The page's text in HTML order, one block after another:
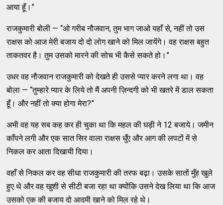
आया हूँ।”
राजकुमारी बोली — “ओ गरीब नौजवान, तुम भाग जाओ यहाँ से, नहीं तो उस
राक्षस को आज मेरी बजाय दो दो लोग खाने को मिल जायेंगे। वह राक्षस बहुत
ताकतवर है। तुम उसको मारने की सोच भी कैसे सकते हो।”
उधर वह नौजवान राजकुमारी को देखते ही उससे प्यार करने लगा था। वह
बोला — “तुम्हारे प्यार के लिये तो मैं अपनी ज़िन्दगी को भी खतरे में डाल सकता
हूँ। और नहीं तो क्या होगा मेरा?”
अभी वह यह सब कह कर ही चुका था कि महल की घड़ी ने 12 बजाये। जमीन
काँपने लगी और एक सात सिर वाला राक्षस धुँए और आग की लपटों में से
निकल कर आता दिखायी दिया।
वहाँ से निकल कर वह सीधा राजकुमारी की तरफ बढ़ा। उसके सातों मुँह खुले
हुए थे और वह खुशी से सीटी बजा रहा था क्योंकि उसने देख लिया था कि आज
उसको एक की बजाय दो आदमी खाने को मिल रहे थे।